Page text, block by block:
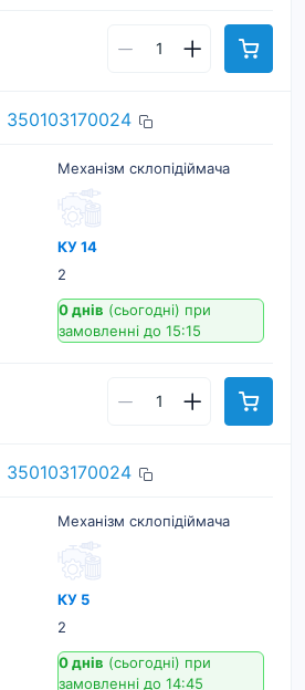
350103170024
Механізм склопідіймача
КУ 14
2
0 днів (сьогодні) при
замовленні до 15:15
350103170024
Механізм склопідіймача
КУ 5
2
0 днів (сьогодні) при
замовленні до 14:45